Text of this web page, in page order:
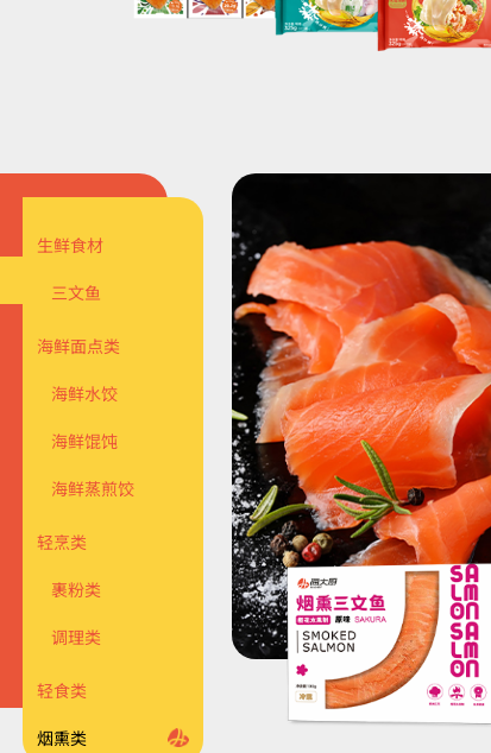
油炸裹粉类
海鲜调理类
海鲜面点类
海鲜馅料类
烟熏类
生鲜食材
三文鱼
海鲜面点类
海鲜水饺
海鲜馄饨
海鲜蒸煎饺
轻烹类
裹粉类
调理类
轻食类
烟熏类
经典套系
海珍品系列
主题系列
食材系列